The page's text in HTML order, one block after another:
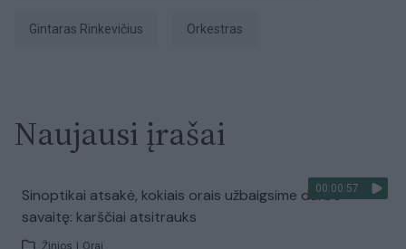
Gintaras Rinkevičius orkestras
Naujausi įrašai
00:00:57
Sinoptikai atsakė, kokiais orais užbaigsime darbo
savaitę: karščiai atsitrauks
Žinios Orai